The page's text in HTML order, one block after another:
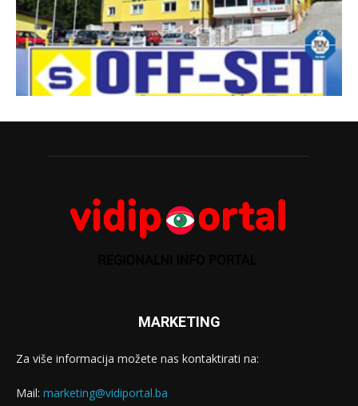
MARKETING
Za više informacija možete nas kontaktirati na:
Mail: marketing@vidiportal.ba